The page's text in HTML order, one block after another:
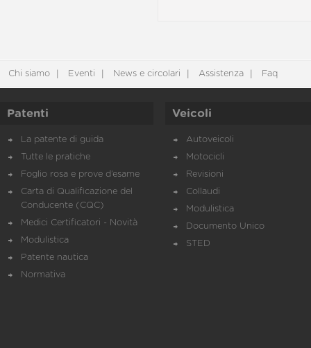
Chi siamo Eventi News e circolari Assistenza Faq
Patenti
La patente di guida
Tutte le pratiche
Foglio rosa e prove d’esame
Carta di Qualificazione del
Conducente (CQC)
Medici Certificatori - Novità
Modulistica
Patente nautica
Normativa
Veicoli
Autoveicoli
Motocicli
Revisioni
Collaudi
Modulistica
Documento Unico
STED